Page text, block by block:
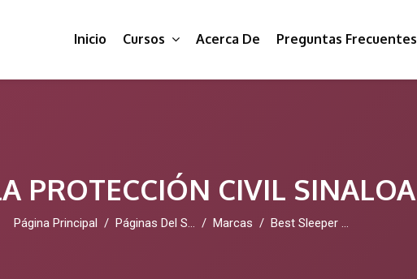
Inicio Cursos Acerca De Preguntas Frecuentes
PROTECCIÓN CIVIL SINALOA
Página Principal Páginas Del Sitio Marcas Best Sleeper Sofa